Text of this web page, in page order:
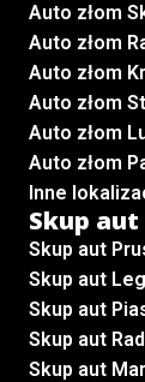
Auto złom
Auto złom
Auto złom
Auto złom
Auto złom
Auto złom
Inne
Skup aut
Skup aut
Skup aut
Skup aut
Skup aut
Skup aut